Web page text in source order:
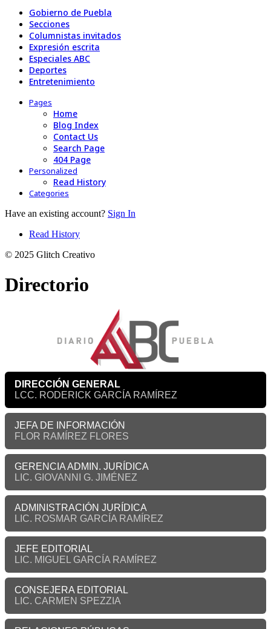
Gobierno de Puebla
Secciones
Columnistas invitados
Expresión escrita
Especiales ABC
Deportes
Entretenimiento
Pages
Home
Blog Index
Contact Us
Search Page
404 Page
Personalized
Read History
Categories
Have an existing account? Sign In
Read History
© 2025 Glitch Creativo
Directorio
DIRECCIÓN GENERAL
LCC. RODERICK GARCÍA RAMÍREZ
JEFA DE INFORMACIÓN
FLOR RAMÍREZ FLORES
GERENCIA ADMIN. JURÍDICA
LIC. GIOVANNI G. JIMÉNEZ
ADMINISTRACIÓN JURÍDICA
LIC. ROSMAR GARCÍA RAMÍREZ
JEFE EDITORIAL
LIC. MIGUEL GARCÍA RAMÍREZ
CONSEJERA EDITORIAL
LIC. CARMEN SPEZZIA